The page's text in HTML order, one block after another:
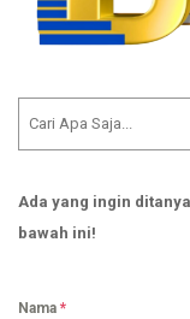
Ada yang ingin
bawah ini!
Nama *